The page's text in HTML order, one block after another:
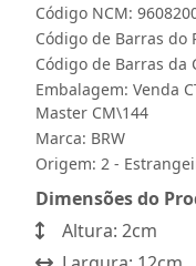
Código NCM:
Código de Barras do
Código de Barras da
Embalagem: Venda
Master CM\144
Marca: BRW
Origem: 2 -
Dimensões do
Altura: 2cm